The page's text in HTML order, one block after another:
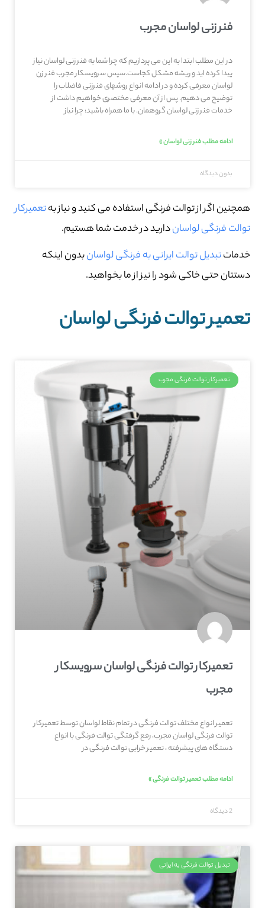
فنر زنی لواسان مجرب
در این مطلب ابتدا به این می پردازیم که چرا شما به فنر زنی لواسان نیاز
پیدا کرده اید و ریشه مشکل کجاست.سپس سرویسکار مجرب فنر زن
لواسان معرفی کرده و در ادامه انواع روشهای فنرزنی فاضلاب را
توضیح می دهیم. پس از آن معرفی مختصری خواهیم داشت از
خدمات فنر زنی لواسان گروهمان. با ما همراه باشید: چرا نیاز
ادامه مطلب فنر زنی لواسان »
بدون دیدگاه
همچنین اگر از توالت فرنگی استفاده می کنید و نیاز بهتعمیرکار
توالت فرنگی لواساندارید در خدمت شما هستیم.
خدماتتبدیل توالت ایرانی به فرنگی لواسانبدون اینکه
دستتان حتی خاکی شود را نیز از ما بخواهید.
تعمیر توالت فرنگی لواسان
تعمیرکار توالت فرنگی مجرب
تعمیرکار توالت فرنگی لواسان سرویسکار
مجرب
تعمیر انواع مختلف توالت فرنگی در تمام نقاط لواسان توسط تعمیرکار
توالت فرنگی لواسان مجرب، رفع گرفتگی توالت فرنگی با انواع
دستگاه های پیشرفته ، تعمیر خرابی توالت فرنگی در
ادامه مطلب تعمیر توالت فرنگی »
2 دیدگاه
تبدیل توالت فرنگی به ایرانی